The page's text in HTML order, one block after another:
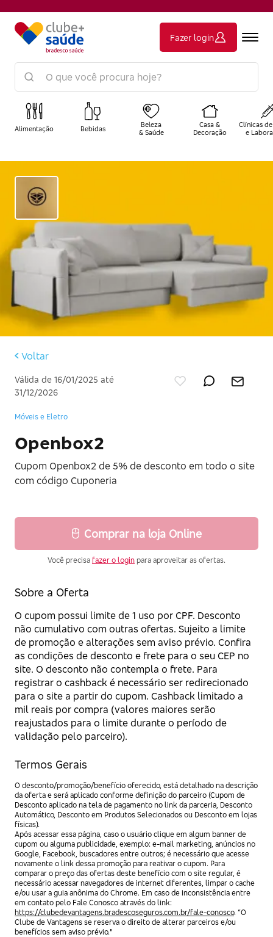
Fazer login
Alimentação Bebidas
Beleza
& Saúde
Casa &
Decoração
Clínicas
e
Voltar
Válida de 16/01/2025 até
31/12/2026
Móveis e Eletro
Openbox2
Cupom Openbox2 de 5% de desconto em todo o site
com código Cuponeria
Comprar na loja Online
Você precisa fazer o login para aproveitar as ofertas.
Sobre a Oferta
O cupom possui limite de 1 uso por CPF. Desconto
não cumulativo com outras ofertas. Sujeito a limite
de promoção e alterações sem aviso prévio. Confira
as condições de desconto e frete para o seu CEP no
site. O desconto não contempla o frete. Para
registrar o cashback é necessário ser redirecionado
para o site a partir do cupom. Cashback limitado a
mil reais por compra (valores maiores serão
reajustados para o limite durante o período de
validação pelo parceiro).
Termos Gerais
O desconto/promoção/benefício oferecido, está detalhado na descrição
da oferta e será aplicado conforme definição do parceiro (Cupom de
Desconto aplicado na tela de pagamento no link da parceria, Desconto
Automático, Desconto em Produtos Selecionados ou Desconto em lojas
físicas).
Após acessar essa página, caso o usuário clique em algum banner de
cupom ou alguma publicidade, exemplo: e-mail marketing, anúncios no
Google, Facebook, buscadores entre outros; é necessário que acesse
novamente o link dessa promoção para reativar o cupom. Para
comparar o preço das ofertas deste benefício com o site regular, é
necessário acessar navegadores de internet diferentes, limpar o cache
e/ou usar a guia anônima do Chrome. Em caso de inconsistência entre
em contato pelo Fale Conosco através do link:
https://clubedevantagens.bradescoseguros.com.br/fale-conosco. “O
Clube de Vantagens se reserva o direito de alterar parceiros e/ou
benefícios sem aviso prévio."